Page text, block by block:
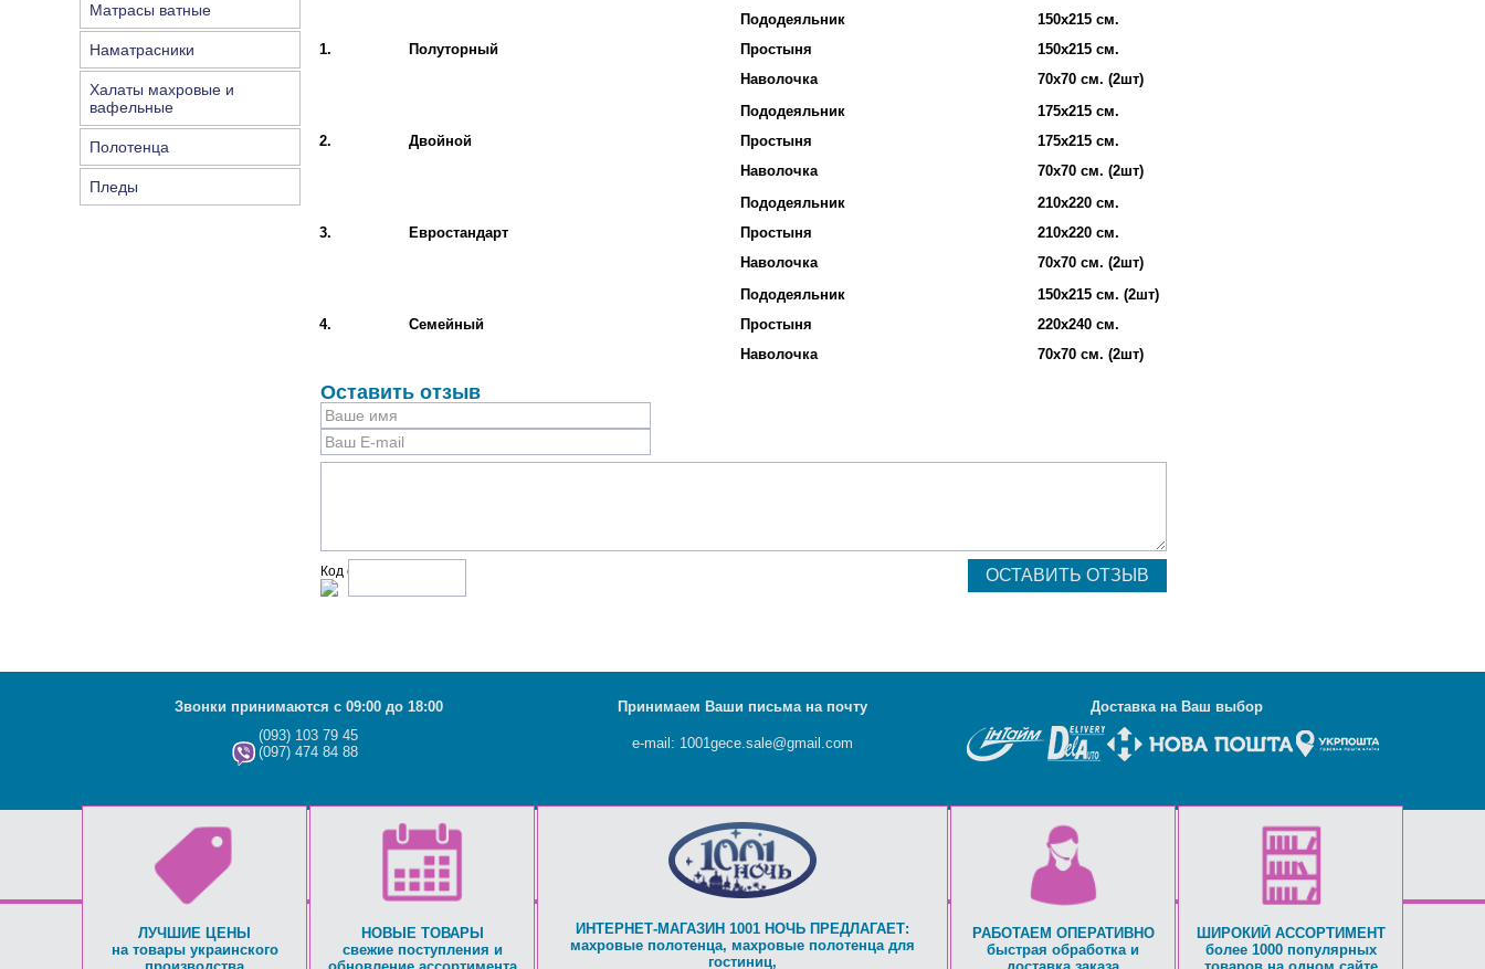
Матрасы ватные
Наматрасники
Халаты махровые и
вафельные
Полотенца
Пледы
1. Полуторный
Пододеяльник
Простыня
Наволочка
150х215 см.
150х215 см.
70х70 см. (2шт)
2. Двойной
Пододеяльник
Простыня
Наволочка
175х215 см.
175х215 см.
70х70 см. (2шт)
3. Евростандарт
Пододеяльник
Простыня
Наволочка
210х220 см.
210х220 см.
70х70 см. (2шт)
4. Семейный
Пододеяльник
Простыня
Наволочка
150х215 см. (2шт)
220х240 см.
70х70 см. (2шт)
Оставить отзыв
Код с рисунка:
Звонки принимаются с 09:00 до 18:00 Принимаем Ваши письма на почту Доставка на Ваш выбор
(093) 103 79 45
(097) 474 84 88
e-mail: 1001gece.sale@gmail.com
ЛУЧШИЕ ЦЕНЫ
на товары украинского
НОВЫЕ ТОВАРЫ
свежие поступления и
ИНТЕРНЕТ-МАГАЗИН 1001 НОЧЬ ПРЕДЛАГАЕТ:
махровые полотенца, махровые полотенца для
гостиниц,
РАБОТАЕМ ОПЕРАТИВНО
быстрая обработка и
ШИРОКИЙ АССОРТИМЕНТ
более 1000 популярных